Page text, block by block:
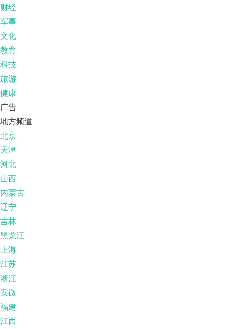
财经
军事
文化
教育
科技
旅游
健康
广告
地方频道
北京
天津
河北
山西
内蒙古
辽宁
吉林
黑龙江
上海
江苏
淅江
安微
福建
江西